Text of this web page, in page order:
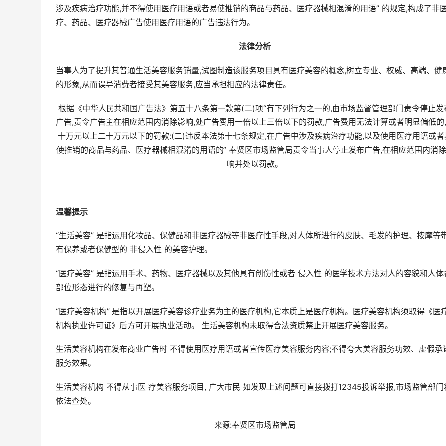
涉及疾病治疗功能,并不得使用医疗用语或者易使推销的商品与药品、医疗器械相混淆的用语” 的规定,构成了非
疗、药品、医疗器械广告使用医疗用语的广告违法行为。
法律分析
当事人为了提升其普通生活美容服务销量,试图制造该服务项目具有医疗美容的概念,树立专业、权威、高端、健
的形象,从而误导消费者接受其美容服务,应当承担相应的法律责任。
根据《中华人民共和国广告法》第五十八条第一款第(二)项“有下列行为之一的,由市场监督管理部门责令停止发
广告,责令广告主在相应范围内消除影响,处广告费用一倍以上三倍以下的罚款,广告费用无法计算或者明显偏低的
十万元以上二十万元以下的罚款:(二)违反本法第十七条规定,在广告中涉及疾病治疗功能,以及使用医疗用语或者
使推销的商品与药品、医疗器械相混淆的用语的” 奉贤区市场监管局责令当事人停止发布广告,在相应范围内消
响并处以罚款。
温馨提示
“生活美容” 是指运用化妆品、保健品和非医疗器械等非医疗性手段,对人体所进行的皮肤、毛发的护理、按摩等
有保养或者保健型的 非侵入性 的美容护理。
“医疗美容” 是指运用手术、药物、医疗器械以及其他具有创伤性或者 侵入性 的医学技术方法对人的容貌和人体
部位形态进行的修复与再塑。
“医疗美容机构” 是指以开展医疗美容诊疗业务为主的医疗机构,它本质上是医疗机构。医疗美容机构须取得《医
机构执业许可证》后方可开展执业活动。 生活美容机构未取得合法资质禁止开展医疗美容服务。
生活美容机构在发布商业广告时 不得使用医疗用语或者宣传医疗美容服务内容;不得夸大美容服务功效、虚假承
服务效果。
生活美容机构 不得从事医 疗美容服务项目, 广大市民 如发现上述问题可直接拨打12345投诉举报,市场监管部门
依法查处。
来源:奉贤区市场监管局